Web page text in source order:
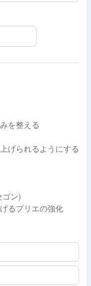
を整える
げられるようにする
ン)
るプリエの強化